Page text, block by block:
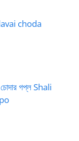
choda
চোদার গপ্ল Shali